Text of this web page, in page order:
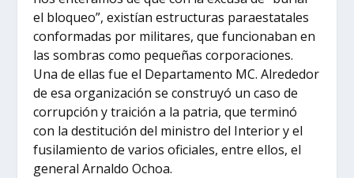
el bloqueo”, existían estructuras paraestatales
conformadas por militares, que funcionaban en
las sombras como pequeñas corporaciones.
Una de ellas fue el Departamento MC. Alrededor
de esa organización se construyó un caso de
corrupción y traición a la patria, que terminó
con la destitución del ministro del Interior y el
fusilamiento de varios oficiales, entre ellos, el
general Arnaldo Ochoa.